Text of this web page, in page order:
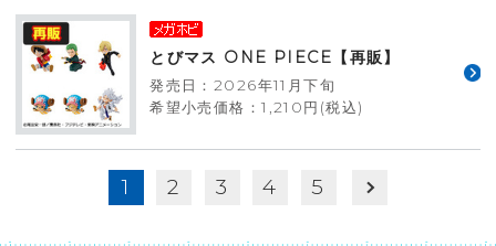
とびマス ONE PIECE【再販】
発売日：2026年11月下旬
希望小売価格：1,210円(税込)
1 2 3 4 5